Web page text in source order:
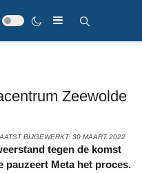
Zeewolde
BIJGEWERKT: 30 MAART 2022
pauzeert Meta het proces.